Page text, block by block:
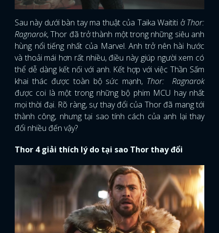
Sau này dưới bàn tay ma thuật của Taika Waititi ởThor:
Ragnarok, Thor đã trở thành một trong những siêu anh
hùng nổi tiếng nhất của Marvel. Anh trở nên hài hước
và thoải mái hơn rất nhiều, điều này giúp người xem có
thể dễ dàng kết nối với anh. Kết hợp với việc Thần Sấm
khai thác được toàn bộ sức mạnh, Thor: Ragnarok
được coi là một trong những bộ phim MCU hay nhất
mọi thời đại. Rõ ràng, sự thay đổi của Thor đã mang tới
thành công, nhưng tại sao tính cách của anh lại thay
đổi nhiều đến vậy?
Thor 4 giải thích lý do tại sao Thor thay đổi